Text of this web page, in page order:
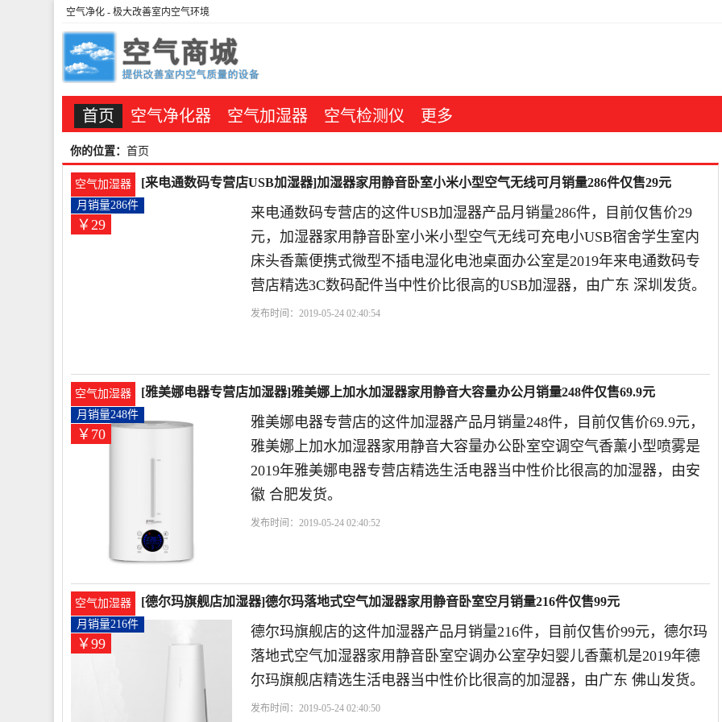
空气净化 - 极大改善室内空气环境
首页 空气净化器 空气加湿器 空气检测仪 更多
你的位置： 首页
空气加湿器 [来电通数码专营店USB加湿器]加湿器家用静音卧室小米小型空气无线可月销量286件仅售29元
￥29
月销量286件
来电通数码专营店的这件USB加湿器产品月销量286件，目前仅售价29
元，加湿器家用静音卧室小米小型空气无线可充电小USB宿舍学生室内
床头香薰便携式微型不插电湿化电池桌面办公室是2019年来电通数码专
营店精选3C数码配件当中性价比很高的USB加湿器，由广东 深圳发货。
发布时间：2019-05-24 02:40:54
空气加湿器 [雅美娜电器专营店加湿器]雅美娜上加水加湿器家用静音大容量办公月销量248件仅售69.9元
￥70
月销量248件
雅美娜电器专营店的这件加湿器产品月销量248件，目前仅售价69.9元，
雅美娜上加水加湿器家用静音大容量办公卧室空调空气香薰小型喷雾是
2019年雅美娜电器专营店精选生活电器当中性价比很高的加湿器，由安
徽 合肥发货。
发布时间：2019-05-24 02:40:52
空气加湿器 [德尔玛旗舰店加湿器]德尔玛落地式空气加湿器家用静音卧室空月销量216件仅售99元
￥99
月销量216件
德尔玛旗舰店的这件加湿器产品月销量216件，目前仅售价99元，德尔玛
落地式空气加湿器家用静音卧室空调办公室孕妇婴儿香薰机是2019年德
尔玛旗舰店精选生活电器当中性价比很高的加湿器，由广东 佛山发货。
发布时间：2019-05-24 02:40:50